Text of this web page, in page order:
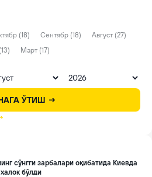
(18) Сентябр (18)
Август (27)
Март (17)
ЎТИШ →
сўнгги зарбалари оқибатида Киевда
бўлди